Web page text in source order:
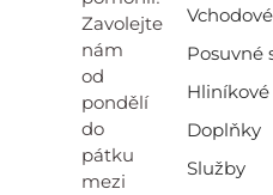
Zavolejte
nám
od
pondělí
do
pátku
mezi
Posuvné
Doplňky
Služby